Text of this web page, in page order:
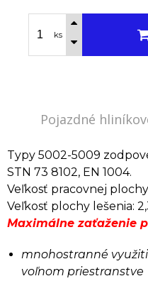
ks
Pojazdné
Typy 5002-5009
STN 73 8102, EN 1004.
Veľkosť pracovnej
Veľkosť plochy lešenia:
Maximálne zaťaženie
mnohostranné
voľnom priestranstve